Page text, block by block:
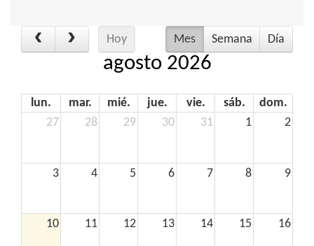
Hoy Mes Semana Día
agosto 2026
lun. mar. mié. jue. vie. sáb.
dom.
27
28 29 30 31 1 2
3 4 5 6 7 8 9
10 11 12 13 14 15 16